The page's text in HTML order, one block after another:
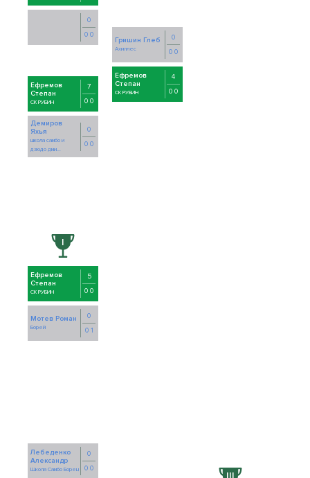
0
0 0
Ефремов
Степан
СК РУБИН
7
0 0
Демиров
Яхья
школа самбо и
дзюдо дми...
0
0 0
Гришин Глеб
Ахиллес
0
0 0
Ефремов
Степан
СК РУБИН
4
0 0
Ефремов
Степан
СК РУБИН
5
0 0
Мотев Роман
Борей
0
0 1
Лебеденко
Александр
Школа Самбо Борец
0
0 0